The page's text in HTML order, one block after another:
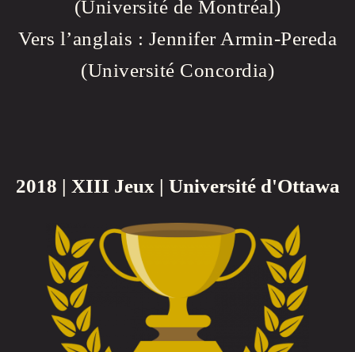
(Université de Montréal)
Vers l’anglais : Jennifer Armin-Pereda
(Université Concordia)
2018 | XIII Jeux | Université d'Ottawa